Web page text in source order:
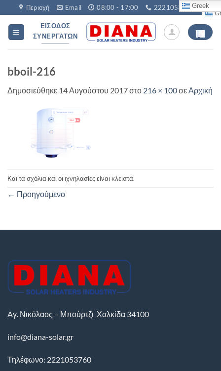
Μετάβαση
στο
περιεχόμενο
Περιοχή Email 08:00 - 17:00 2221053760
ΕΊΣΟΔΟΣ
ΣΥΝΕΡΓΑΤΏΝ
bboil-216
Δημοσιεύθηκε 14 Αυγούστου 2017στο 216 × 100σεΑρχική
Και τα σχόλια και οι ιχνηλασίες είναι κλειστά.
← Προηγούμενο
Aγ. Νικόλαος – Μπούρτζι Χαλκίδα 34100
info@diana-solar.gr
Τηλέφωνο: 2221053760
Greek